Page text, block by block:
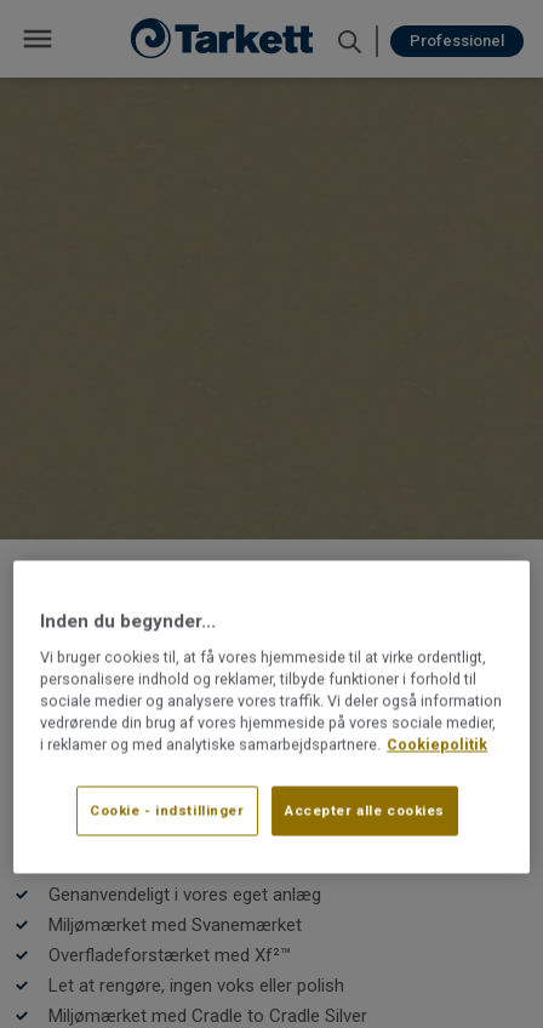
Professionel
Originale xf²™ 2,5 mm |
Originale LICHEN 495
Originale XF²™ forener et let delikat udtryk med bløde
farver skabt med de smukkeste pigmenter. Den unikke
farvepalet er inspireret af naturen og er en elegant og
tidløs base for din indretning. Nyd følelsen af det
naturlige linoleum under fødderne. Med den holdbare
overfladebehandling XF²™ er gulvet er nemt at holde og
Læs mere
Genanvendeligt i vores eget anlæg
Miljømærket med Svanemærket
Overfladeforstærket med Xf²™
Let at rengøre, ingen voks eller polish
Miljømærket med Cradle to Cradle Silver
Inden du begynder...
Vi bruger cookies til, at få vores hjemmeside til at virke ordentligt,
personalisere indhold og reklamer, tilbyde funktioner i forhold til
sociale medier og analysere vores traffik. Vi deler også information
vedrørende din brug af vores hjemmeside på vores sociale medier,
i reklamer og med analytiske samarbejdspartnere. Cookiepolitik
Cookie - indstillinger Accepter alle cookies